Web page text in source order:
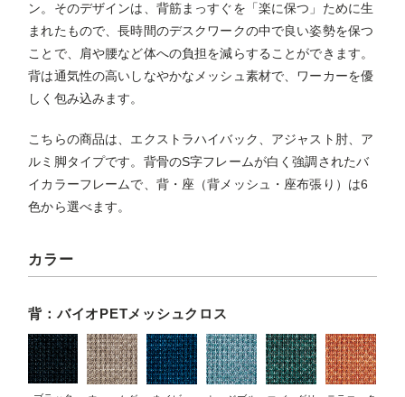
ン。そのデザインは、背筋まっすぐを「楽に保つ」ために生
まれたもので、長時間のデスクワークの中で良い姿勢を保つ
ことで、肩や腰など体への負担を減らすることができます。
背は通気性の高いしなやかなメッシュ素材で、ワーカーを優
しく包み込みます。
こちらの商品は、エクストラハイバック、アジャスト肘、ア
ルミ脚タイプです。背骨のS字フレームが白く強調されたバ
イカラーフレームで、背・座（背メッシュ・座布張り）は6
色から選べます。
カラー
背：バイオPETメッシュクロス